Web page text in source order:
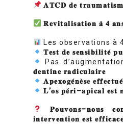
𝐀𝐓𝐂𝐃 𝐝𝐞
𝐑𝐞𝐯𝐢𝐭𝐚𝐥𝐢𝐬𝐚𝐭𝐢𝐨𝐧 𝐚 𝟒
Les observations à
𝐓𝐞𝐬𝐭 𝐝𝐞 𝐬𝐞𝐧𝐬𝐢𝐛𝐢𝐥𝐢𝐭𝐞 ́
Pas
𝐝𝐞𝐧𝐭𝐢𝐧𝐞 𝐫𝐚𝐝𝐢𝐜𝐮𝐥𝐚𝐢𝐫𝐞
𝐀𝐩𝐞𝐱𝐨𝐠𝐞𝐧𝐞𝐬𝐞 𝐞𝐟𝐟𝐞𝐜𝐭𝐮𝐞
𝐋’𝐨𝐬 𝐩𝐞𝐫𝐢–𝐚𝐩𝐢𝐜𝐚𝐥 𝐞𝐬𝐭
𝐏𝐨𝐮𝐯𝐨𝐧𝐬–𝐧𝐨𝐮𝐬
𝐢𝐧𝐭𝐞𝐫𝐯𝐞𝐧𝐭𝐢𝐨𝐧 𝐞𝐬𝐭